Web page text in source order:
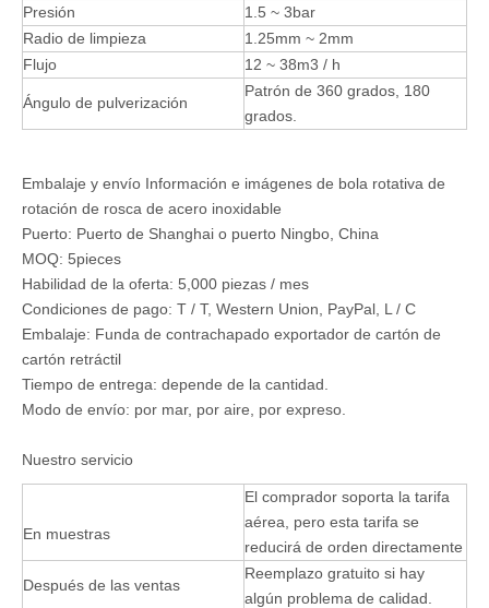
Presión
1.5 ~ 3bar
Radio de limpieza
1.25mm ~ 2mm
Flujo
12 ~ 38m3 / h
Ángulo de pulverización
Patrón de 360 ​​grados, 180
grados.
Embalaje y envío Información e imágenes de bola rotativa de
rotación de rosca de acero inoxidable
Puerto: Puerto de Shanghai o puerto Ningbo, China
MOQ: 5pieces
Habilidad de la oferta: 5,000 piezas / mes
Condiciones de pago: T / T, Western Union, PayPal, L / C
Embalaje: Funda de contrachapado exportador de cartón de
cartón retráctil
Tiempo de entrega: depende de la cantidad.
Modo de envío: por mar, por aire, por expreso.
Nuestro servicio
En muestras
El comprador soporta la tarifa
aérea, pero esta tarifa se
reducirá de orden directamente
Después de las ventas
Reemplazo gratuito si hay
algún problema de calidad.